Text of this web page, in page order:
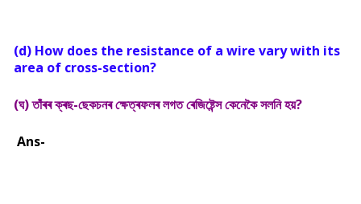
(d) How does the resistance of a wire vary with its
area of cross-section?
(ঘ) তাঁৰৰ ক্ৰছ-ছেকচনৰ ক্ষেত্ৰফলৰ লগত ৰেজিষ্টেন্স কেনেকৈ সলনি হয়?
Ans-